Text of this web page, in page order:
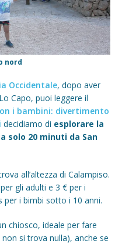
nord
Occidentale, dopo aver
Capo, puoi leggere il
i bambini: divertimento
decidiamo di esplorare la
solo 20 minuti da San
all’altezza di Calampiso.
gli adulti e 3 € per i
per i bimbi sotto i 10 anni.
chiosco, ideale per fare
si trova nulla), anche se